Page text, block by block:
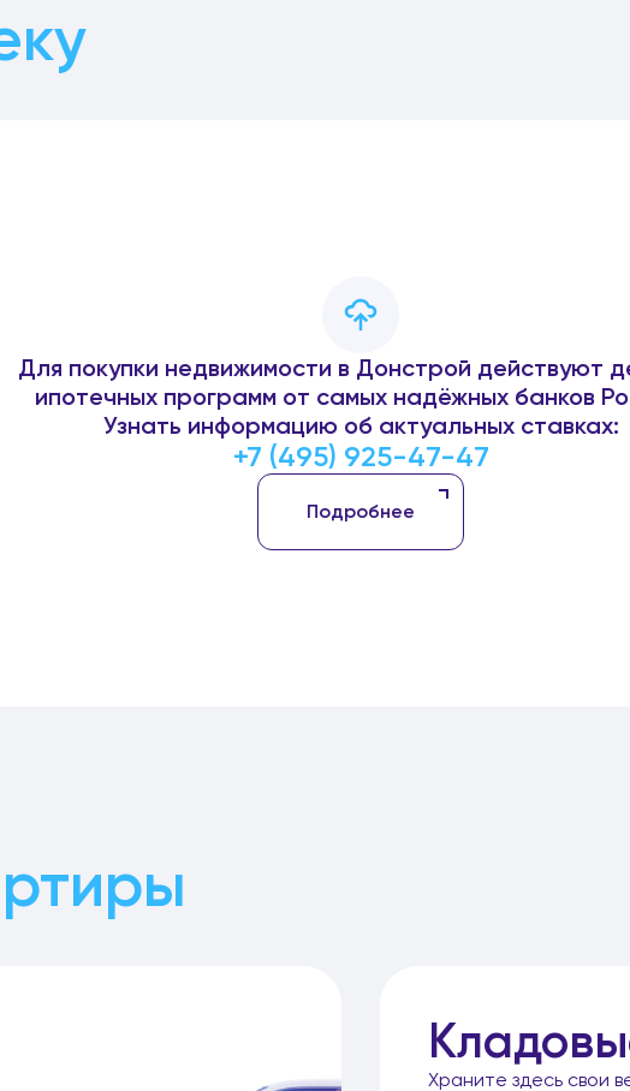
Для покупки недвижимости в Донстрой действуют
ипотечных программ от самых надёжных банков
Узнать информацию об актуальных ставках:
+7 (495) 925-47-47
Подробнее
Храните здесь свои